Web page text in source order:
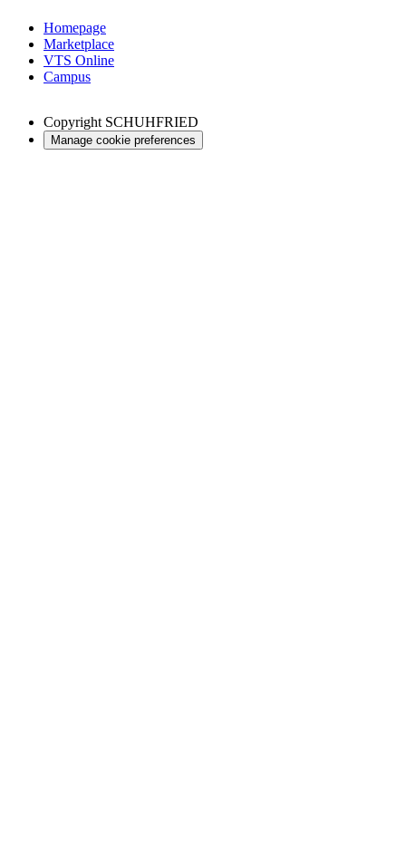
Homepage
Marketplace
VTS Online
Campus
Copyright SCHUHFRIED
Manage cookie preferences